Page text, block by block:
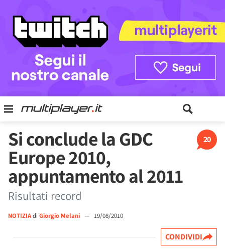
20
Si conclude la GDC
Europe 2010,
appuntamento al 2011
Risultati record
NOTIZIAdi Giorgio Melani — 19/08/2010
CONDIVIDI